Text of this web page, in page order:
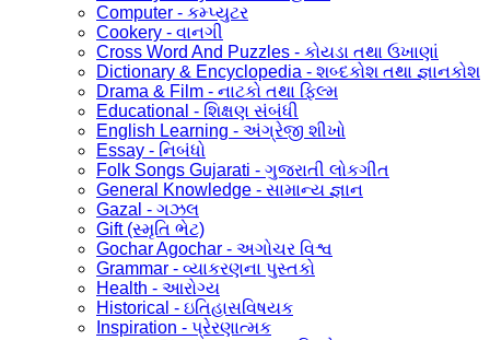
Computer - કમ્પ્યુટર
Cookery - વાનગી
Cross Word And Puzzles - કોયડા તથા ઉખાણાં
Dictionary & Encyclopedia - શબ્દકોશ તથા જ્ઞાનકોશ
Drama & Film - નાટકો તથા ફિલ્મ
Educational - શિક્ષણ સંબંધી
English Learning - અંગ્રેજી શીખો
Essay - નિબંધો
Folk Songs Gujarati - ગુજરાતી લોકગીત
General Knowledge - સામાન્ય જ્ઞાન
Gazal - ગઝલ
Gift (સ્મૃતિ ભેટ)
Gochar Agochar - અગોચર વિશ્વ
Grammar - વ્યાકરણના પુસ્તકો
Health - આરોગ્ય
Historical - ઇતિહાસવિષયક
Inspiration - પ્રેરણાત્મક